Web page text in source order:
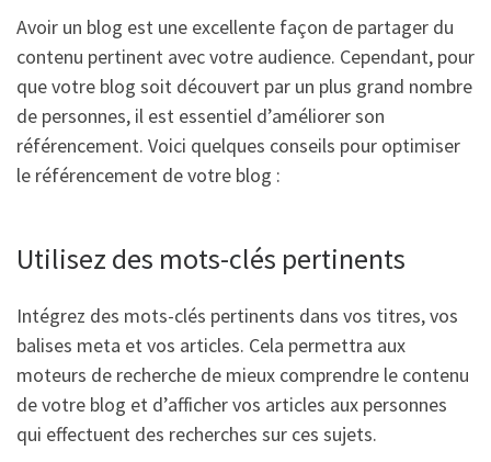
Avoir un blog est une excellente façon de partager du
contenu pertinent avec votre audience. Cependant, pour
que votre blog soit découvert par un plus grand nombre
de personnes, il est essentiel d’améliorer son
référencement. Voici quelques conseils pour optimiser
le référencement de votre blog :
Utilisez des mots-clés pertinents
Intégrez des mots-clés pertinents dans vos titres, vos
balises meta et vos articles. Cela permettra aux
moteurs de recherche de mieux comprendre le contenu
de votre blog et d’afficher vos articles aux personnes
qui effectuent des recherches sur ces sujets.